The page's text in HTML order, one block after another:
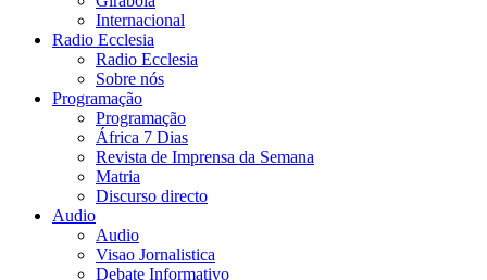
Internacional
Radio Ecclesia
Radio Ecclesia
Sobre nós
Programação
Programação
África 7 Dias
Revista de Imprensa da Semana
Matria
Discurso directo
Audio
Audio
Visao Jornalistica
Debate Informativo